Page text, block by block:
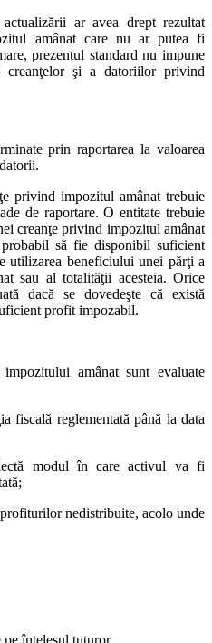
ar avea drept rezultat
amânat care nu ar putea fi
prezentul standard nu impune
creanţelor şi a datoriilor privind
prin raportarea la valoarea
privind impozitul amânat trebuie
de raportare. O entitate trebuie
creanţe privind impozitul amânat
să fie disponibil suficient
utilizarea beneficiului unei părţi a
sau al totalităţii acesteia. Orice
dacă se dovedeşte că există
profit impozabil.
amânat sunt evaluate
fiscală reglementată până la data
modul în care activul va fi
nedistribuite, acolo unde
înțelesul tuturor.